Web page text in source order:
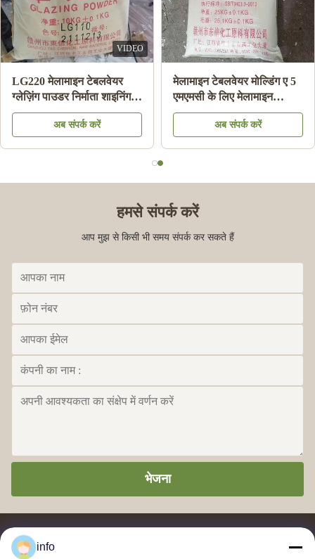
बाउल / प्लेट उच्च संबंध शक्ति
बनाने के लिए सफेद रंग का
मेलामाइन मोल्डिंग पाउडर
अब संपर्क करें
मेलामाइन मोल्डिंग कम्पाउंड
पाउडर डिशवेयर मेलामाइन प्लेट
सलाद बाउल मेलामाइन बनाने के
अब संपर्क करें
हमसे संपर्क करें
आप मुझ से किसी भी समय संपर्क कर सकते हैं
भेजना
info